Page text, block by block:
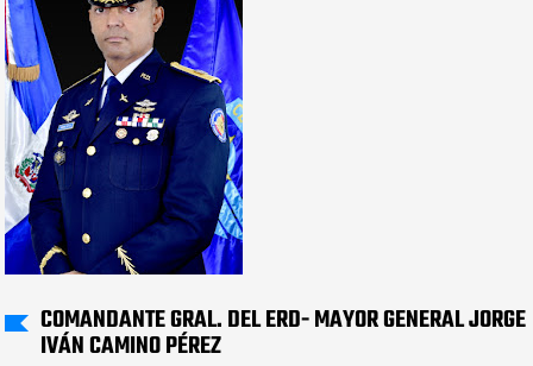
COMANDANTE GRAL. DEL ERD- MAYOR GENERAL JORGE
IVÁN CAMINO PÉREZ